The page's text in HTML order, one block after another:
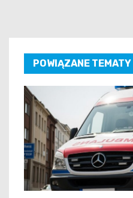
POWIĄZANE TEMATY